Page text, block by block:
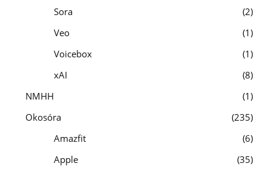
Sora
2
Veo
1
Voicebox
1
xAI
8
NMHH
1
Okosóra
235
Amazfit
6
Apple
35